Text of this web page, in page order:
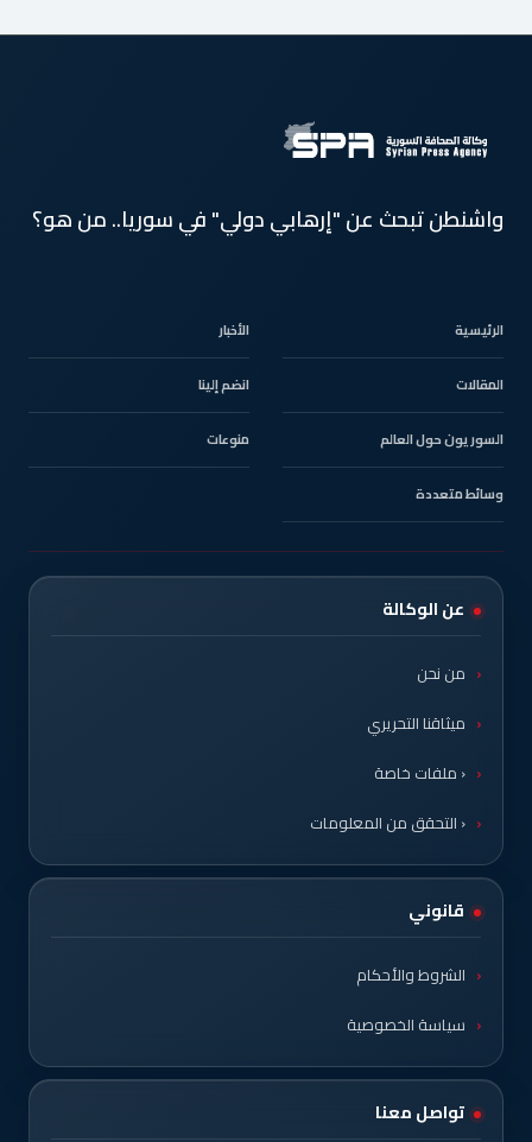
واشنطن تبحث عن "إرهابي دولي" في سوريا.. من هو؟
الرئيسية الأخبار
المقالات انضم إلينا
السوريون حول العالم منوعات
وسائط متعددة
عن الوكالة
من نحن
ميثاقنا التحريري
‹ ملفات خاصة
‹ التحقق من المعلومات
قانوني
الشروط والأحكام
سياسة الخصوصية
تواصل معنا